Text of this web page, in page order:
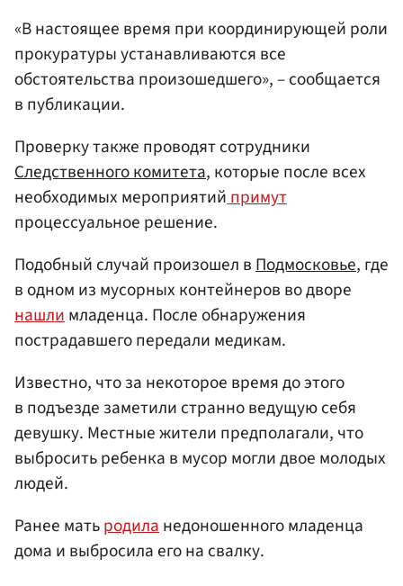
«В настоящее время при координирующей роли
прокуратуры устанавливаются все
обстоятельства произошедшего», – сообщается
в публикации.
Проверку также проводят сотрудники
Следственного комитета, которые после всех
необходимых мероприятийпримут
процессуальное решение.
Подобный случай произошел вПодмосковье, где
в одном из мусорных контейнеров во дворе
нашлимладенца. После обнаружения
пострадавшего передали медикам.
Известно, что за некоторое время до этого
в подъезде заметили странно ведущую себя
девушку. Местные жители предполагали, что
выбросить ребенка в мусор могли двое молодых
людей.
Ранее матьродиланедоношенного младенца
дома и выбросила его на свалку.